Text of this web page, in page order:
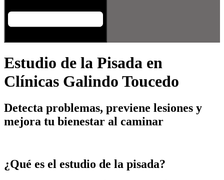
Estudio de la Pisada en
Clínicas Galindo Toucedo
Detecta problemas, previene lesiones y
mejora tu bienestar al caminar
¿Qué es el estudio de la pisada?